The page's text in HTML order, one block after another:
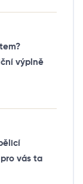
výplně
vás ta